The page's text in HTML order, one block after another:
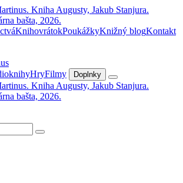
KnihovrátokPoukážkyKnižný blogKontakt
HryFilmy Doplnky